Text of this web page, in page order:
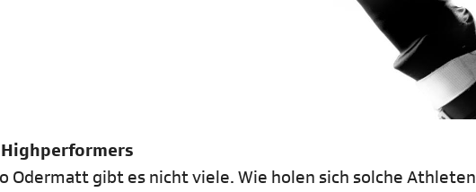
Odermatt gibt es nicht viele. Wie holen sich solche Athleten